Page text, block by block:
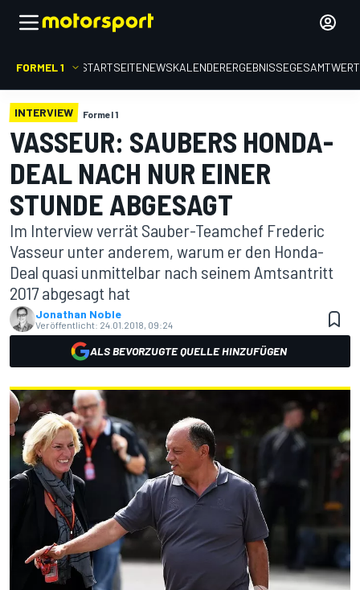
FORMEL 1 STARTSEITENEWSKALENDERERGEBNISSE
INTERVIEW Formel 1
VASSEUR: SAUBERS HONDA-
DEAL NACH NUR EINER
STUNDE ABGESAGT
Im Interview verrät Sauber-Teamchef Frederic
Vasseur unter anderem, warum er den Honda-
Deal quasi unmittelbar nach seinem Amtsantritt
2017 abgesagt hat
Jonathan Noble
Veröffentlicht: 24.01.2018, 09:24
ALS BEVORZUGTE QUELLE HINZUFÜGEN